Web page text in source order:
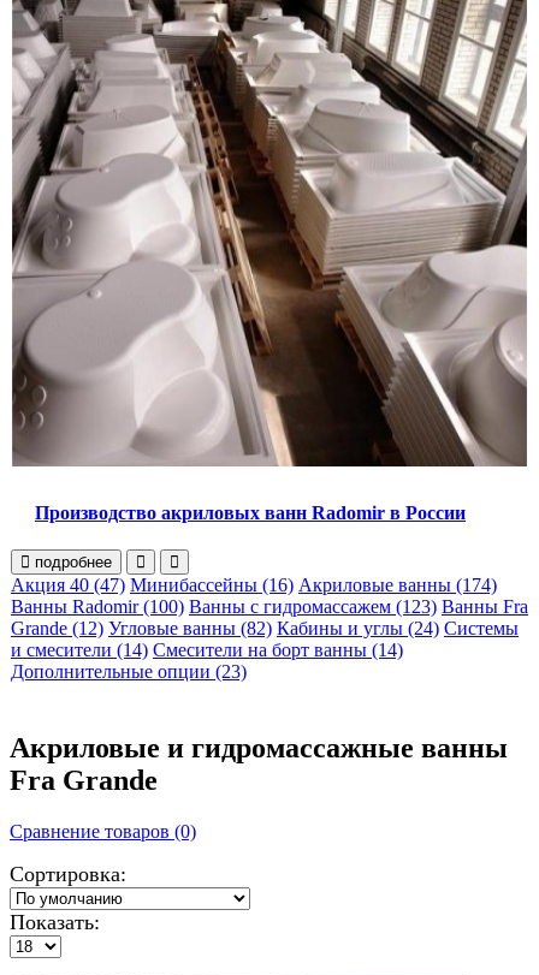
Производство акриловых ванн Radomir в России
подробнее
Акция 40 (47) Минибассейны (16) Акриловые ванны (174)
Ванны Radomir (100) Ванны с гидромассажем (123) Ванны Fra
Grande (12) Угловые ванны (82) Кабины и углы (24) Системы
и смесители (14) Смесители на борт ванны (14)
Дополнительные опции (23)
Акриловые и гидромассажные ванны
Fra Grande
Сравнение товаров (0)
Сортировка:
Показать: